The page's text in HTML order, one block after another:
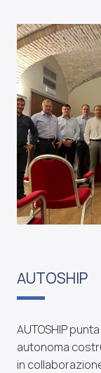
AUTOSHIP
AUTOSHIP
autonoma
in